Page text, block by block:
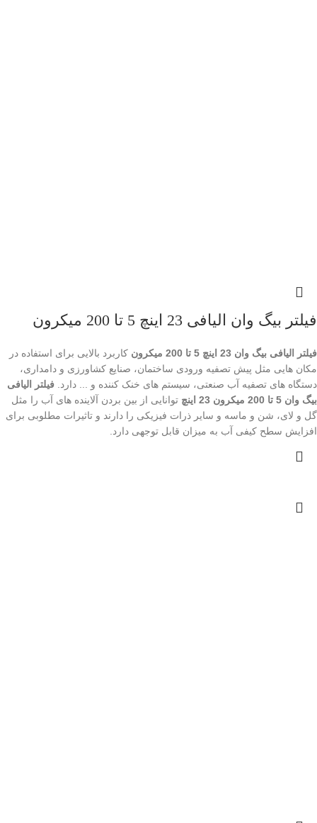
فیلتر بیگ وان الیافی 23 اینچ 5 تا 200 میکرون
فیلتر الیافی بیگ وان 23 اینچ 5 تا 200 میکرون
کاربرد بالایی برای استفاده در
مکان هایی مثل پیش تصفیه ورودی ساختمان، صنایع کشاورزی و دامداری،
دستگاه های تصفیه آب صنعتی، سیستم های خنک کننده و ... دارد. فیلتر الیافی
بیگ وان 5 تا 200 میکرون 23 اینچ
توانایی از بین بردن آلاینده های آب را مثل
گل و لای، شن و ماسه و سایر ذرات فیزیکی را دارند و تاثیرات مطلوبی برای
افزایش سطح کیفی آب به میزان قابل توجهی دارد.